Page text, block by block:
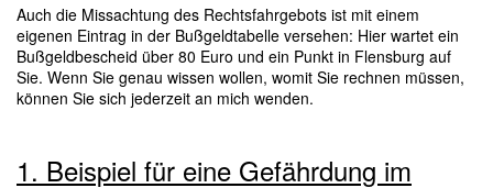
Auch die Missachtung des Rechtsfahrgebots ist mit einem
eigenen Eintrag in der Bußgeldtabelle versehen: Hier wartet ein
Bußgeldbescheid über 80 Euro und ein Punkt in Flensburg auf
Sie. Wenn Sie genau wissen wollen, womit Sie rechnen müssen,
können Sie sich jederzeit an mich wenden.
1. Beispiel für eine Gefährdung im